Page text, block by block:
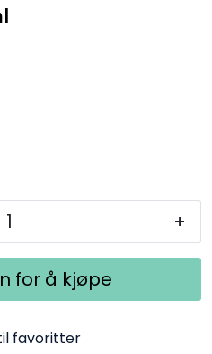
+
for å kjøpe
favoritter